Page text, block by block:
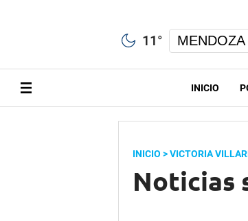
11°
INICIO
INICIO > VICTORIA
Noticias